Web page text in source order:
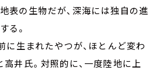
表の生物だが、深海には独自の進
る。
に生まれたやつが、ほとんど変わ
高井氏。対照的に、一度陸地に上